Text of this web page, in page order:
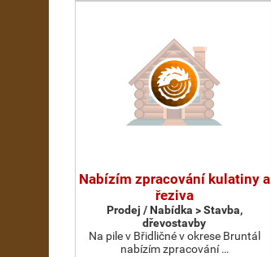
Nabízím zpracování kulatiny a
řeziva
Prodej / Nabídka > Stavba,
dřevostavby
Na pile v Břidličné v okrese Bruntál
nabízím zpracování …